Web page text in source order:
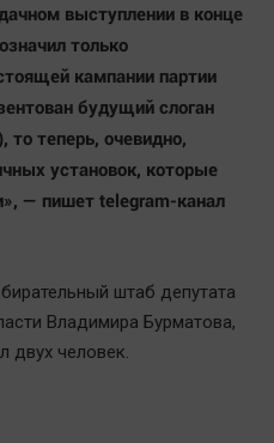
выступлении в конце
только
кампании партии
будущий слоган
то теперь, очевидно,
установок, которые
— пишет telegram-канал
штаб депутата
Владимира Бурматова,
двух человек.